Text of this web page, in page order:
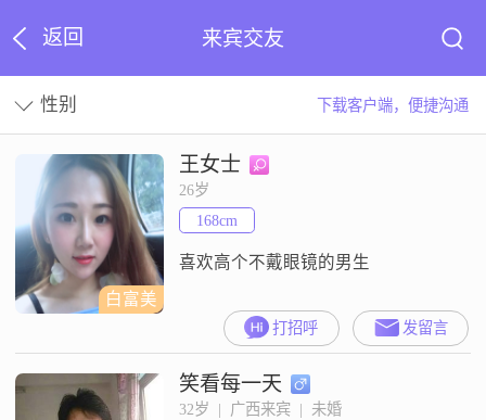
返回 来宾交友
性别 下载客户端，便捷沟通
白富美
王女士
26岁
168cm
喜欢高个不戴眼镜的男生
打招呼 发留言
笑看每一天
32岁  |  广西来宾  |  未婚